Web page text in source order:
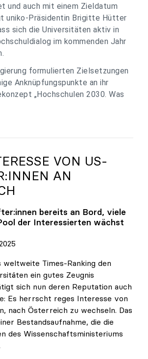
und auch mit einem Zieldatum
uniko-Präsidentin Brigitte Hütter
sich die Universitäten aktiv in
im kommenden Jahr
formulierten Zielsetzungen
Anknüpfungspunkte an ihr
„Hochschulen 2030. Was
2040 muss eine
VON US-
AN
bereits an Bord, viele
der Interessierten wächst
weltweite Times-Ranking den
ein gutes Zeugnis
sich nun deren Reputation auch
Es herrscht reges Interesse von
nach Österreich zu wechseln. Das
Bestandsaufnahme, die die
des Wissenschaftsministeriums